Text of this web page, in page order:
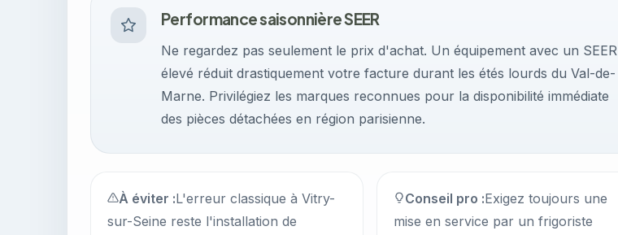
Performance saisonnière SEER
Ne regardez pas seulement le prix d'achat. Un équipement avec un SEER
élevé réduit drastiquement votre facture durant les étés lourds du Val-de-
Marne. Privilégiez les marques reconnues pour la disponibilité immédiate
des pièces détachées en région parisienne.
À éviter :L'erreur classique à Vitry-
sur-Seine reste l'installation de
Conseil pro :Exigez toujours une
mise en service par un frigoriste